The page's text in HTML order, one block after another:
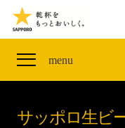
menu
THE PERFECT 黒
ザ・パーフェクト
「満天☆青空レスト
山本由伸選手応援
YOSHINOBU」
サッポロ生ビール黒
オカズデザインが
ザ・パーフェクト
CLUB 黒ラベル
サッポロ生ビ